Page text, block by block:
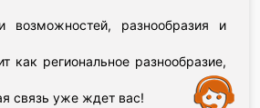
возможностей, разнообразия и
региональное разнообразие,
связь уже ждет вас!